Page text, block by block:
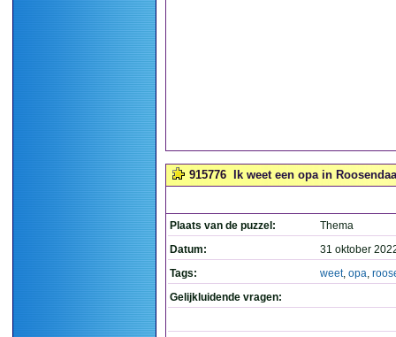
915776 Ik weet een opa in
Plaats van de puzzel:
Thema
Datum:
31 oktober
Tags:
weet, opa,
Gelijkluidende vragen: